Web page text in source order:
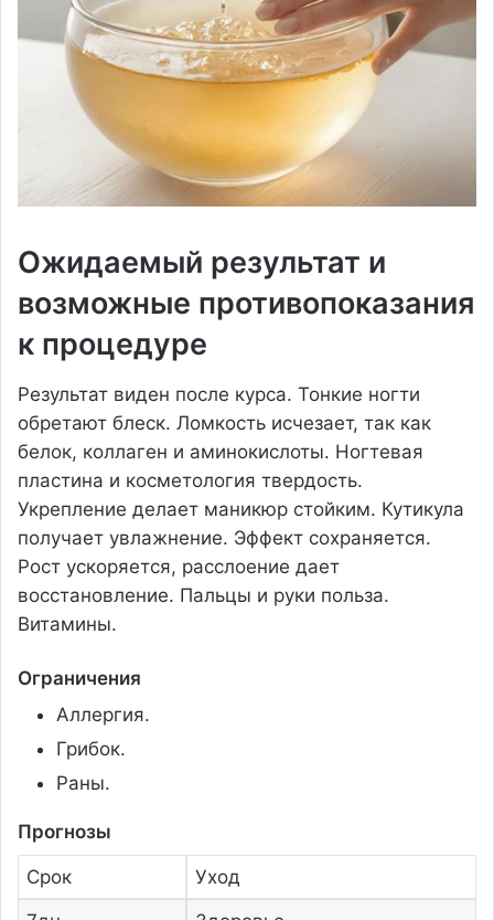
Ожидаемый результат и
возможные противопоказания
к процедуре
Результат виден после курса. Тонкие ногти
обретают блеск. Ломкость исчезает, так как
белок, коллаген и аминокислоты. Ногтевая
пластина и косметология твердость.
Укрепление делает маникюр стойким. Кутикула
получает увлажнение. Эффект сохраняется.
Рост ускоряется, расслоение дает
восстановление. Пальцы и руки польза.
Витамины.
Ограничения
Аллергия.
Грибок.
Раны.
Прогнозы
Срок
Уход